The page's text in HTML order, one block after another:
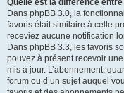
Quelle est la différence
Dans phpBB 3.0, la
favoris était similaire à celle
receviez aucune notification
Dans phpBB 3.3, les favoris
pouvez à présent recevoir
mis à jour. L’abonnement,
forum ou d’un sujet auquel